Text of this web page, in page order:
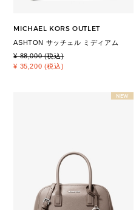
MICHAEL KORS OUTLET
ASHTON サッチェル ミディアム
¥ 88,000 (税込)
¥ 35,200 (税込)
NEW